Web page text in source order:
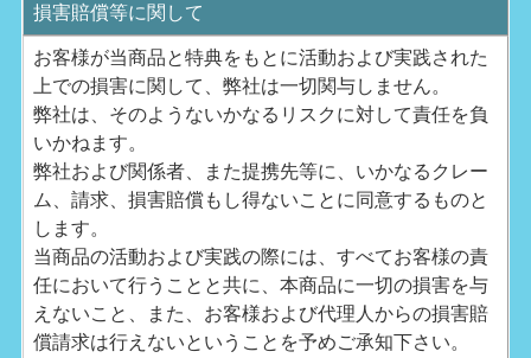
損害賠償等に関して
お客様が当商品と特典をもとに活動および実践された
上での損害に関して、弊社は一切関与しません。
弊社は、そのようないかなるリスクに対して責任を負
いかねます。
弊社および関係者、また提携先等に、いかなるクレー
ム、請求、損害賠償もし得ないことに同意するものと
します。
当商品の活動および実践の際には、すべてお客様の責
任において行うことと共に、本商品に一切の損害を与
えないこと、また、お客様および代理人からの損害賠
償請求は行えないということを予めご承知下さい。